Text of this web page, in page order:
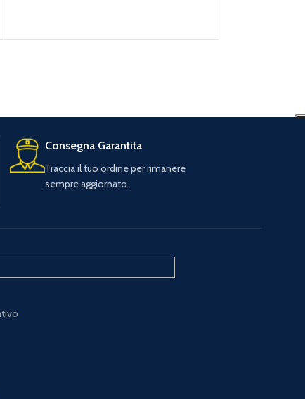
Consegna Garantita
Traccia il tuo ordine per rimanere
sempre aggiornato.